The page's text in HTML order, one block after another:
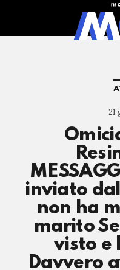
21
inviato
non ha
marito
visto e
Davvero